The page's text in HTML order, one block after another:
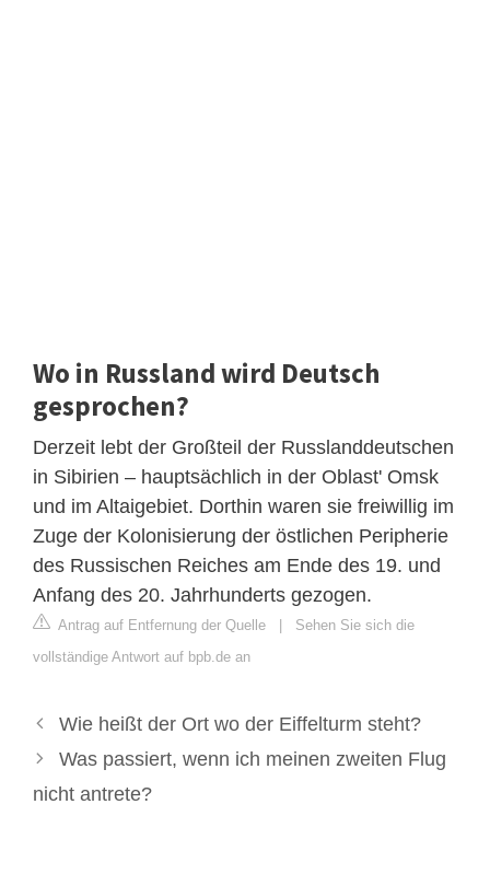
Wo in Russland wird Deutsch
gesprochen?
Derzeit lebt der Großteil der Russlanddeutschen
in Sibirien – hauptsächlich in der Oblast' Omsk
und im Altaigebiet. Dorthin waren sie freiwillig im
Zuge der Kolonisierung der östlichen Peripherie
des Russischen Reiches am Ende des 19. und
Anfang des 20. Jahrhunderts gezogen.
Antrag auf Entfernung der Quelle | Sehen Sie sich die
vollständige Antwort auf bpb.de an
Wie heißt der Ort wo der Eiffelturm steht?
Was passiert, wenn ich meinen zweiten Flug
nicht antrete?